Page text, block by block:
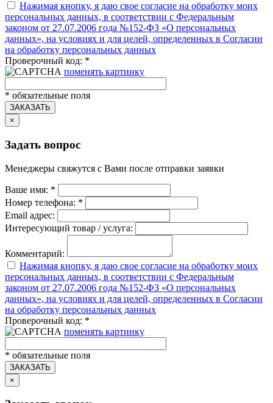
Нажимая кнопку, я даю свое согласие на обработку моих
персональных данных, в соответствии с Федеральным
законом от 27.07.2006 года №152-ФЗ «О персональных
данных», на условиях и для целей, определенных в Согласии
на обработку персональных данных
Проверочный код: *
поменять картинку
* обязательные поля
ЗАКАЗАТЬ
×
Задать вопрос
Менеджеры свяжутся с Вами после отправки заявки
Ваше имя: *
Номер телефона: *
Email адрес:
Интересующий товар / услуга:
Комментарий:
Нажимая кнопку, я даю свое согласие на обработку моих
персональных данных, в соответствии с Федеральным
законом от 27.07.2006 года №152-ФЗ «О персональных
данных», на условиях и для целей, определенных в Согласии
на обработку персональных данных
Проверочный код: *
поменять картинку
* обязательные поля
ЗАКАЗАТЬ
×